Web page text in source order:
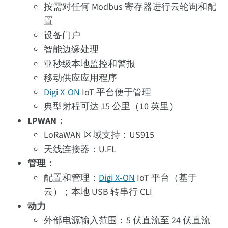
按需对任何 Modbus 寄存器进行云轮询和配
置
设备门户
智能边缘处理
亚秒级本地监控和警报
移动供应应用程序
Digi X-ONIoT 平台便于管理
典型射程可达 15 公里（10 英里）
LPWAN：
LoRaWAN 区域支持：US915
天线连接器：U.FL
管理：
配置和管理：Digi X-ONIoT 平台（基于
云）；本地 USB 转串行 CLI
动力
外部电源输入范围：5 伏直流至 24 伏直流